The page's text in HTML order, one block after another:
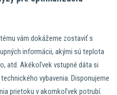
vám dokážeme zostaviť s
informácii, akými sú teplota
atd. Akékoľvek vstupné dáta si
vybavenia. Disponujeme
prietoku v akomkoľvek potrubí.